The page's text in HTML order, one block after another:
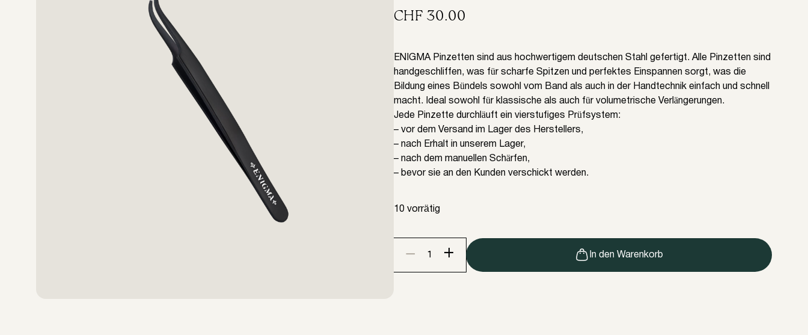
CHF 30.00
ENIGMA Pinzetten sind aus hochwertigem deutschen Stahl gefertigt. Alle Pinzetten sind
handgeschliffen, was für scharfe Spitzen und perfektes Einspannen sorgt, was die
Bildung eines Bündels sowohl vom Band als auch in der Handtechnik einfach und schnell
macht. Ideal sowohl für klassische als auch für volumetrische Verlängerungen.
Jede Pinzette durchläuft ein vierstufiges Prüfsystem:
– vor dem Versand im Lager des Herstellers,
– nach Erhalt in unserem Lager,
– nach dem manuellen Schärfen,
– bevor sie an den Kunden verschickt werden.
10 vorrätig
−
ENIGMA
+ In den Warenkorb